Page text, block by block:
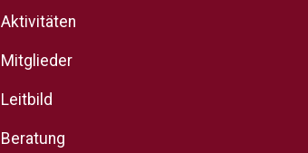
Aktivitäten
Mitglieder
Leitbild
Beratung